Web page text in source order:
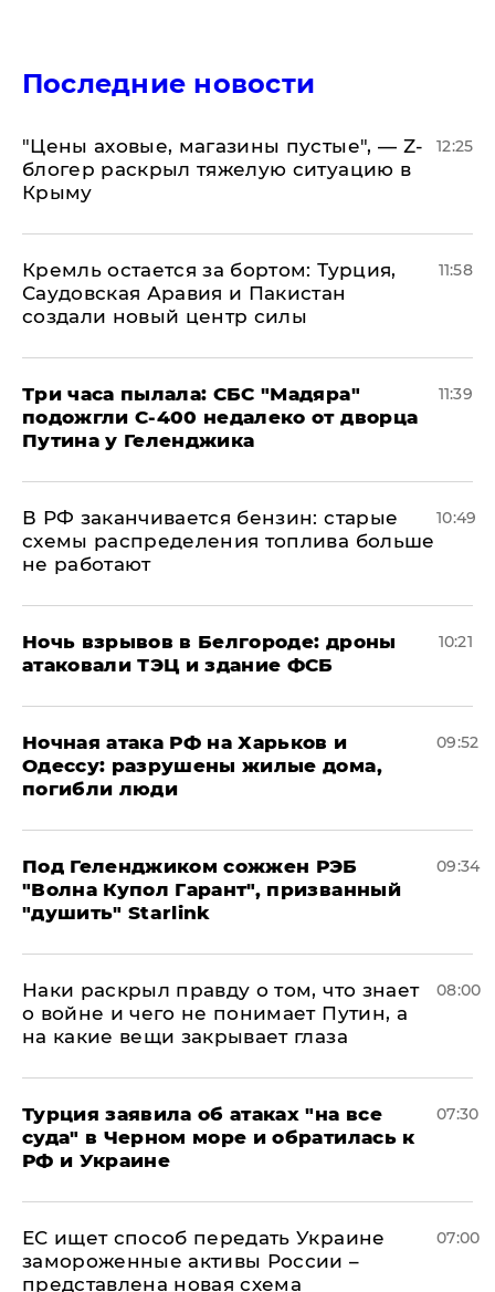
Последние новости
​"Цены аховые, магазины пустые", — Z-
блогер раскрыл тяжелую ситуацию в
Крыму
12:25
​Кремль остается за бортом: Турция,
Саудовская Аравия и Пакистан
создали новый центр силы
11:58
Три часа пылала: СБС "Мадяра"
подожгли С-400 недалеко от дворца
Путина у Геленджика
11:39
​В РФ заканчивается бензин: старые
схемы распределения топлива больше
не работают
10:49
​Ночь взрывов в Белгороде: дроны
атаковали ТЭЦ и здание ФСБ
10:21
​Ночная атака РФ на Харьков и
Одессу: разрушены жилые дома,
погибли люди
09:52
Под Геленджиком сожжен РЭБ
"Волна Купол Гарант", призванный
"душить" Starlink
09:34
Наки раскрыл правду о том, что знает
о войне и чего не понимает Путин, а
на какие вещи закрывает глаза
08:00
Турция заявила об атаках "на все
суда" в Черном море и обратилась к
РФ и Украине
07:30
ЕС ищет способ передать Украине
замороженные активы России –
представлена новая схема
07:00